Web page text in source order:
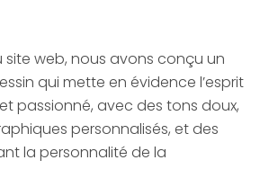
site web, nous avons conçu un
qui mette en évidence l’esprit
passionné, avec des tons doux,
personnalisés, et des
la personnalité de la